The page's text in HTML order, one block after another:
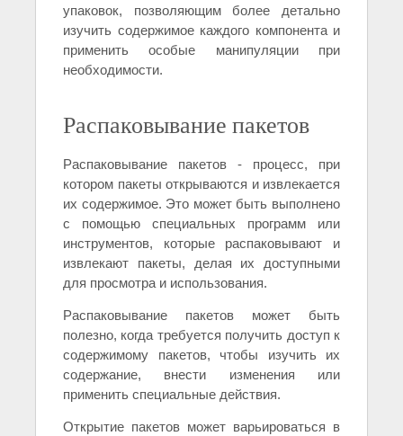
упаковок, позволяющим более детально
изучить содержимое каждого компонента и
применить особые манипуляции при
необходимости.
Распаковывание пакетов
Распаковывание пакетов - процесс, при
котором пакеты открываются и извлекается
их содержимое. Это может быть выполнено
с помощью специальных программ или
инструментов, которые распаковывают и
извлекают пакеты, делая их доступными
для просмотра и использования.
Распаковывание пакетов может быть
полезно, когда требуется получить доступ к
содержимому пакетов, чтобы изучить их
содержание, внести изменения или
применить специальные действия.
Открытие пакетов может варьироваться в